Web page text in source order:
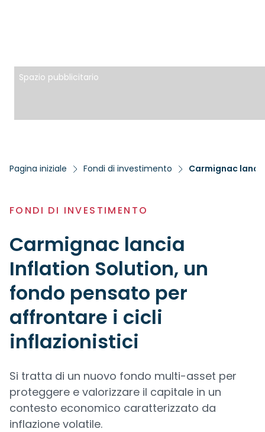
Spazio pubblicitario
Pagina iniziale Fondi di investimento Carmignac
FONDI DI INVESTIMENTO
Carmignac lancia
Inflation Solution, un
fondo pensato per
affrontare i cicli
inflazionistici
Si tratta di un nuovo fondo multi-asset per
proteggere e valorizzare il capitale in un
contesto economico caratterizzato da
inflazione volatile.